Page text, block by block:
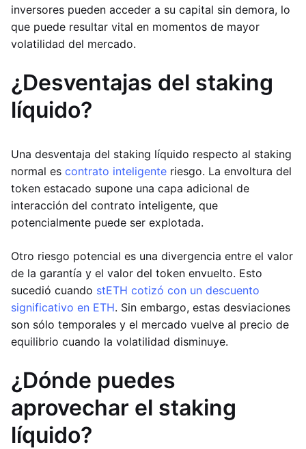
inversores pueden acceder a su capital sin demora, lo
que puede resultar vital en momentos de mayor
volatilidad del mercado.
¿Desventajas del staking
líquido?
Una desventaja del staking líquido respecto al staking
normal es contrato inteligente riesgo. La envoltura del
token estacado supone una capa adicional de
interacción del contrato inteligente, que
potencialmente puede ser explotada.
Otro riesgo potencial es una divergencia entre el valor
de la garantía y el valor del token envuelto. Esto
sucedió cuando stETH cotizó con un descuento
significativo en ETH. Sin embargo, estas desviaciones
son sólo temporales y el mercado vuelve al precio de
equilibrio cuando la volatilidad disminuye.
¿Dónde puedes
aprovechar el staking
líquido?